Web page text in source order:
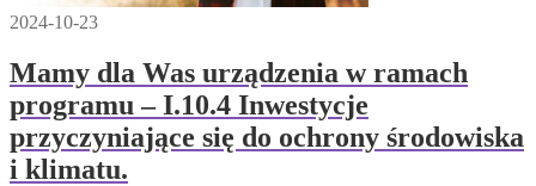
2024-10-23
Mamy dla Was urządzenia w ramach
programu – I.10.4 Inwestycje
przyczyniające się do ochrony środowiska
i klimatu.